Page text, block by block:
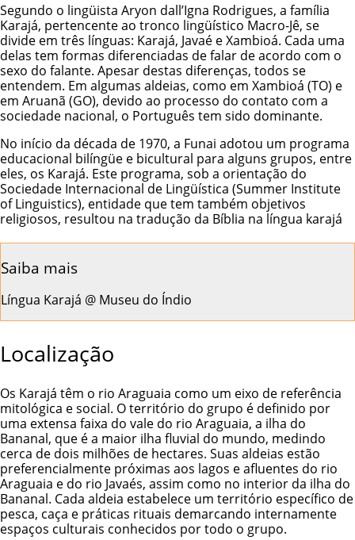
Segundo o lingüista Aryon dall’Igna Rodrigues, a família
Karajá, pertencente ao tronco lingüístico Macro-Jê, se
divide em três línguas: Karajá, Javaé e Xambioá. Cada uma
delas tem formas diferenciadas de falar de acordo com o
sexo do falante. Apesar destas diferenças, todos se
entendem. Em algumas aldeias, como em Xambioá (TO) e
em Aruanã (GO), devido ao processo do contato com a
sociedade nacional, o Português tem sido dominante.
No início da década de 1970, a Funai adotou um programa
educacional bilíngüe e bicultural para alguns grupos, entre
eles, os Karajá. Este programa, sob a orientação do
Sociedade Internacional de Lingüística (Summer Institute
of Linguistics), entidade que tem também objetivos
religiosos, resultou na tradução da Bíblia na língua karajá
Saiba mais
Língua Karajá @ Museu do Índio
Localização
Os Karajá têm o rio Araguaia como um eixo de referência
mitológica e social. O território do grupo é definido por
uma extensa faixa do vale do rio Araguaia, a ilha do
Bananal, que é a maior ilha fluvial do mundo, medindo
cerca de dois milhões de hectares. Suas aldeias estão
preferencialmente próximas aos lagos e afluentes do rio
Araguaia e do rio Javaés, assim como no interior da ilha do
Bananal. Cada aldeia estabelece um território específico de
pesca, caça e práticas rituais demarcando internamente
espaços culturais conhecidos por todo o grupo.